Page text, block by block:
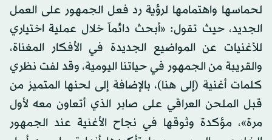
لحماسها واهتمامها لرؤية رد فعل الجمهور على العمل
الجديد، حيث تقول: «أبحث دائماً خلال عملية اختياري
للأغنيات عن المواضيع الجديدة في الأفكار المغناة،
والقريبة من الجمهور في حياتنا اليومية، وقد لفت نظري
كلمات أغنية (إلى هنا)، بالإضافة إلى لحنها المتميز من
قبل الملحن العراقي على صابر الذي أتعاون معه لأول
مرة»، مؤكدة وثوقها في نجاح الأغنية عند الجمهور